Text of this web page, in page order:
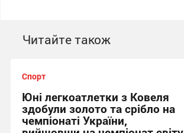
Читайте також
Спорт
Юні легкоатлетки з Ковеля
здобули золото та срібло на
чемпіонаті України,